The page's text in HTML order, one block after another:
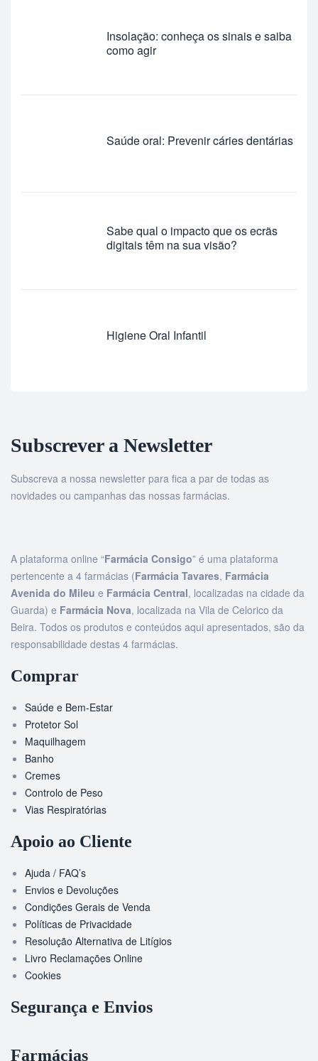
Insolação: conheça os sinais e saiba
como agir
Saúde oral: Prevenir cáries dentárias
Sabe qual o impacto que os ecrãs
digitais têm na sua visão?
Higiene Oral Infantil
Subscrever a Newsletter
Subscreva a nossa newsletter para fica a par de todas as
novidades ou campanhas das nossas farmácias.
A plataforma online “Farmácia Consigo” é uma plataforma
pertencente a 4 farmácias (Farmácia Tavares, Farmácia
Avenida do Mileu e Farmácia Central, localizadas na cidade da
Guarda) e Farmácia Nova, localizada na Vila de Celorico da
Beira. Todos os produtos e conteúdos aqui apresentados, são da
responsabilidade destas 4 farmácias.
Comprar
Saúde e Bem-Estar
Protetor Sol
Maquilhagem
Banho
Cremes
Controlo de Peso
Vias Respiratórias
Apoio ao Cliente
Ajuda / FAQ’s
Envios e Devoluções
Condições Gerais de Venda
Políticas de Privacidade
Resolução Alternativa de Litígios
Livro Reclamações Online
Cookies
Segurança e Envios
Farmácias